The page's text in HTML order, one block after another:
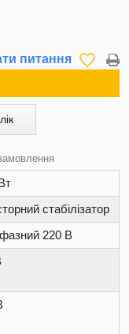
питання favorite_border
стабілізатор
220 В